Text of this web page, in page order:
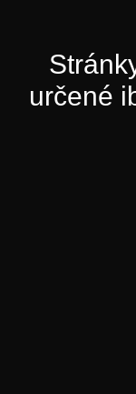
určené